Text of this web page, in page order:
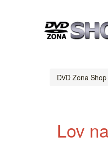
DVD Zona Shop
Lov